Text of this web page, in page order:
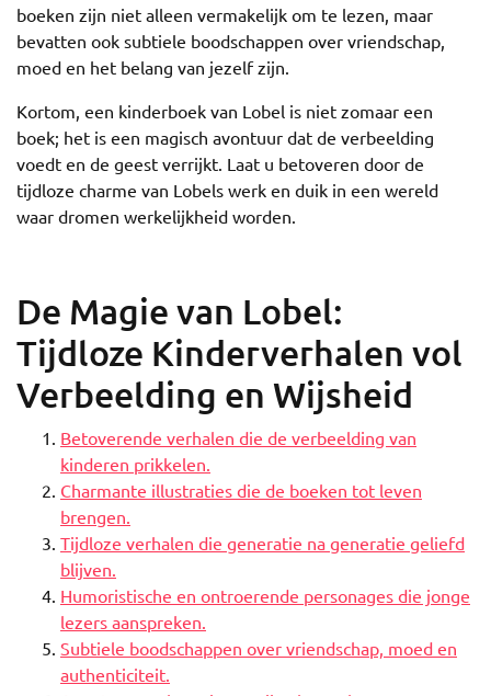
boeken zijn niet alleen vermakelijk om te lezen, maar
bevatten ook subtiele boodschappen over vriendschap,
moed en het belang van jezelf zijn.
Kortom, een kinderboek van Lobel is niet zomaar een
boek; het is een magisch avontuur dat de verbeelding
voedt en de geest verrijkt. Laat u betoveren door de
tijdloze charme van Lobels werk en duik in een wereld
waar dromen werkelijkheid worden.
De Magie van Lobel:
Tijdloze Kinderverhalen vol
Verbeelding en Wijsheid
Betoverende verhalen die de verbeelding van
kinderen prikkelen.
Charmante illustraties die de boeken tot leven
brengen.
Tijdloze verhalen die generatie na generatie geliefd
blijven.
Humoristische en ontroerende personages die jonge
lezers aanspreken.
Subtiele boodschappen over vriendschap, moed en
authenticiteit.